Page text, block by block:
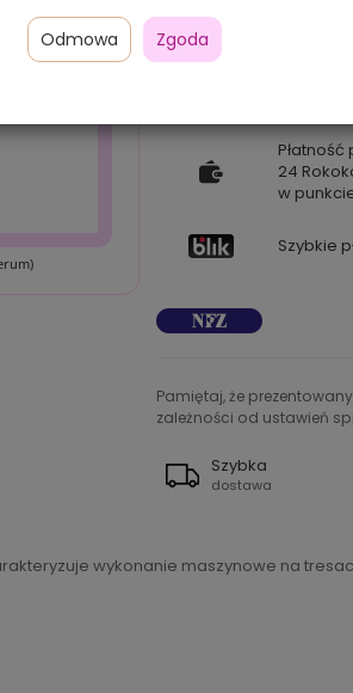
24
w
Szybkie
Pamiętaj, że
zależności od ustawień
Szybka
dostawa
wykonanie maszynowe na
Odmowa Zgoda